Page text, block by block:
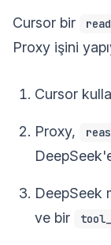
Cursor bir
Proxy işini
Cursor
Proxy,
DeepSeek
ve bir